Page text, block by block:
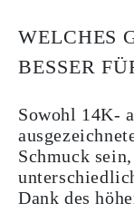
WELCHES
BESSER
Sowohl 14K-
Schmuck
Dank des